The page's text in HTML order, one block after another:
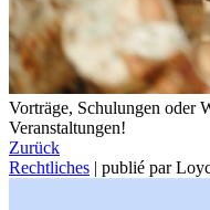
Vorträge, Schulungen oder
Veranstaltungen!
Zurück
Rechtliches | publié par